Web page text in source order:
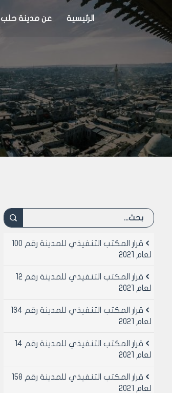
الرئيسية عن مدينة حلب
قرار المكتب التنفيذي للمدينة رقم 100
لعام 2021
قرار المكتب التنفيذي للمدينة رقم 12
لعام 2021
قرار المكتب التنفيذي للمدينة رقم 134
لعام 2021
قرار المكتب التنفيذي للمدينة رقم 14
لعام 2021
قرار المكتب التنفيذي للمدينة رقم 158
لعام 2021